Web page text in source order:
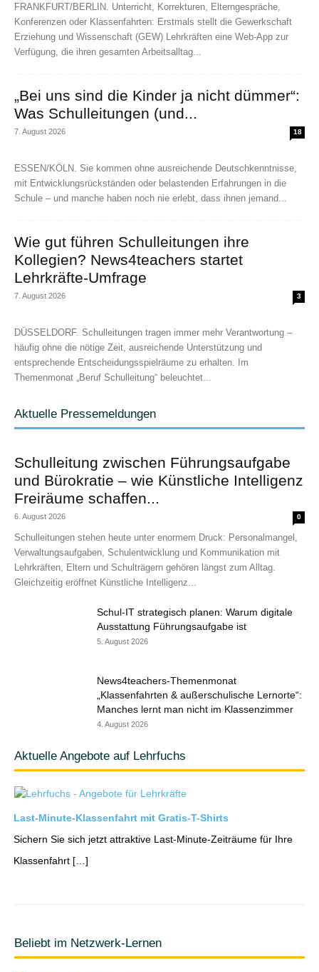
FRANKFURT/BERLIN. Unterricht, Korrekturen, Elterngespräche,
Konferenzen oder Klassenfahrten: Erstmals stellt die Gewerkschaft
Erziehung und Wissenschaft (GEW) Lehrkräften eine Web-App zur
Verfügung, die ihren gesamten Arbeitsalltag...
„Bei uns sind die Kinder ja nicht dümmer“:
Was Schulleitungen (und...
7. August 2026 18
ESSEN/KÖLN. Sie kommen ohne ausreichende Deutschkenntnisse,
mit Entwicklungsrückständen oder belastenden Erfahrungen in die
Schule – und manche haben noch nie erlebt, dass ihnen jemand...
Wie gut führen Schulleitungen ihre
Kollegien? News4teachers startet
Lehrkräfte-Umfrage
7. August 2026 3
DÜSSELDORF. Schulleitungen tragen immer mehr Verantwortung –
häufig ohne die nötige Zeit, ausreichende Unterstützung und
entsprechende Entscheidungsspielräume zu erhalten. Im
Themenmonat „Beruf Schulleitung“ beleuchtet...
Aktuelle Pressemeldungen
Schulleitung zwischen Führungsaufgabe
und Bürokratie – wie Künstliche Intelligenz
Freiräume schaffen...
6. August 2026 0
Schulleitungen stehen heute unter enormem Druck: Personalmangel,
Verwaltungsaufgaben, Schulentwicklung und Kommunikation mit
Lehrkräften, Eltern und Schulträgern gehören längst zum Alltag.
Gleichzeitig eröffnet Künstliche Intelligenz...
Schul-IT strategisch planen: Warum digitale
Ausstattung Führungsaufgabe ist
5. August 2026
News4teachers-Themenmonat
„Klassenfahrten & außerschulische Lernorte“:
Manches lernt man nicht im Klassenzimmer
4. August 2026
Aktuelle Angebote auf Lehrfuchs
Last-Minute-Klassenfahrt mit Gratis-T-Shirts
Sichern Sie sich jetzt attraktive Last-Minute-Zeiträume für Ihre
Klassenfahrt […]
Beliebt im Netzwerk-Lernen